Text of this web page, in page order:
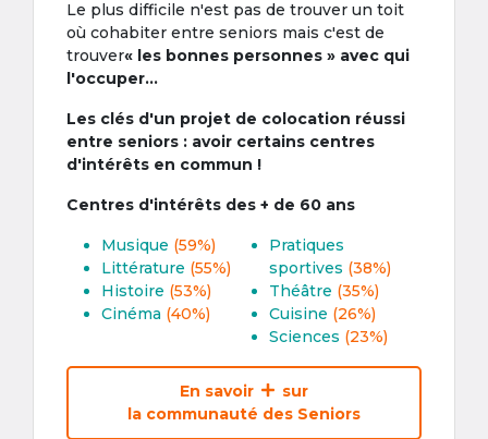
Le plus difficile n'est pas de trouver un toit
où cohabiter entre seniors mais c'est de
trouver« les bonnes personnes » avec qui
l'occuper...
Les clés d'un projet de colocation réussi
entre seniors : avoir certains centres
d'intérêts en commun !
Centres d'intérêts des + de 60 ans
Musique (59%)
Littérature (55%)
Histoire (53%)
Cinéma (40%)
Pratiques
sportives (38%)
Théâtre (35%)
Cuisine (26%)
Sciences (23%)
En savoir
sur
la communauté des Seniors